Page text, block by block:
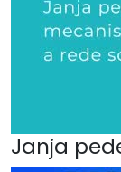
Janja